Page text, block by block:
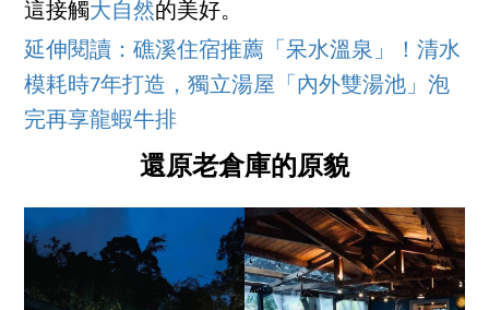
這接觸大自然的美好。
延伸閱讀：礁溪住宿推薦「呆水溫泉」！清水
模耗時7年打造，獨立湯屋「內外雙湯池」泡
完再享龍蝦牛排
還原老倉庫的原貌